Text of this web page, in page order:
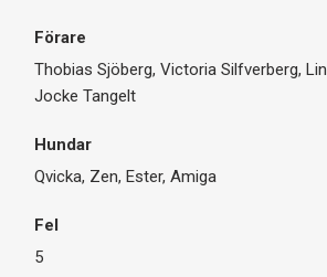
Thobias Sjöberg, Victoria Silfverberg,
Jocke Tangelt
Qvicka, Zen, Ester, Amiga
5